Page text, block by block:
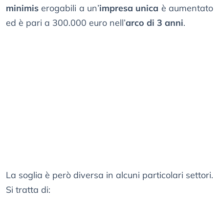
minimis erogabili a un’impresa unica è aumentato
ed è pari a 300.000 euro nell’arco di 3 anni.
La soglia è però diversa in alcuni particolari settori.
Si tratta di: